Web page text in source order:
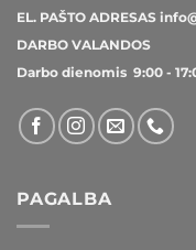
EL. PAŠTO ADRESAS
DARBO VALANDOS
Darbo dienomis 9:00 -
PAGALBA